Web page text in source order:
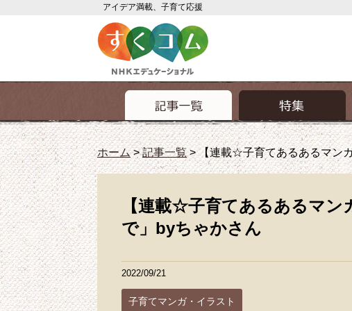
アイデア満載、子育て応援
ホーム>記事一覧>【連載☆子育てあるあるマン
【連載☆子育てあるあるマン
で」byちゃかさん
2022/09/21
子育てマンガ・イラスト